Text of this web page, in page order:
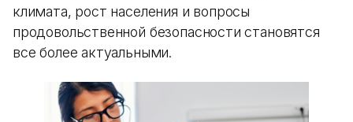
климата, рост населения и вопросы
продовольственной безопасности становятся
все более актуальными.